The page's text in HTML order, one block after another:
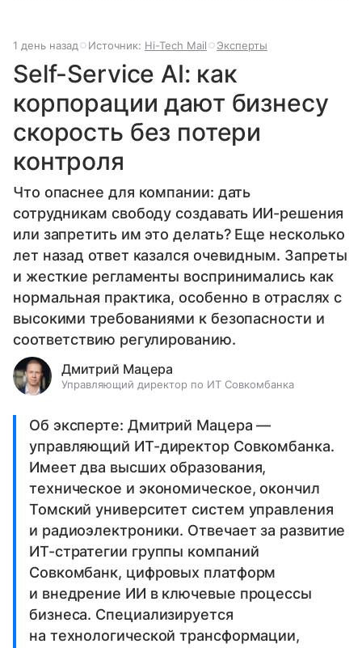
1 день назад Источник: Hi-Tech Mail Эксперты
Self-Service AI: как
корпорации дают бизнесу
скорость без потери
контроля
Что опаснее для компании: дать
сотрудникам свободу создавать ИИ-решения
или запретить им это делать? Еще несколько
лет назад ответ казался очевидным. Запреты
и жесткие регламенты воспринимались как
нормальная практика, особенно в отраслях с
высокими требованиями к безопасности и
соответствию регулированию.
Дмитрий Мацера
Управляющий директор по ИТ Совкомбанка
Об эксперте: Дмитрий Мацера —
управляющий ИТ-директор Совкомбанка.
Имеет два высших образования,
техническое и экономическое, окончил
Томский университет систем управления
и радиоэлектроники. Отвечает за развитие
ИТ-стратегии группы компаний
Совкомбанк, цифровых платформ
и внедрение ИИ в ключевые процессы
бизнеса. Специализируется
на технологической трансформации,